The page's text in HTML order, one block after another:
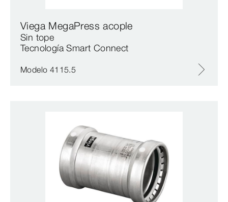
Viega MegaPress acople
Sin tope
Tecnología Smart Connect
Modelo 4115.5